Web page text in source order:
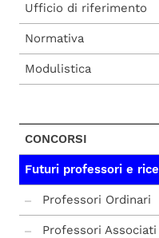
Ufficio di riferimento
Normativa
Modulistica
CONCORSI
Futuri professori e
Professori Ordinari
Professori Associati